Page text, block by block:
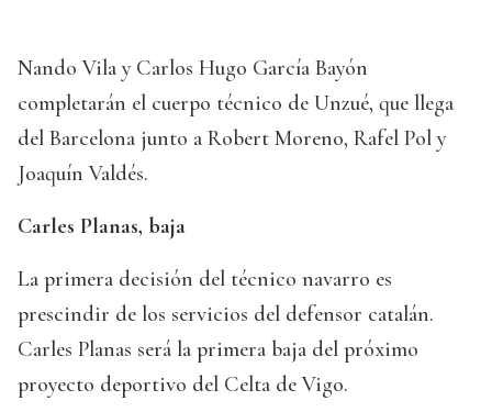
Nando Vila y Carlos Hugo García Bayón
completarán el cuerpo técnico de Unzué, que llega
del Barcelona junto a Robert Moreno, Rafel Pol y
Joaquín Valdés.
Carles Planas, baja
La primera decisión del técnico navarro es
prescindir de los servicios del defensor catalán.
Carles Planas será la primera baja del próximo
proyecto deportivo del Celta de Vigo.